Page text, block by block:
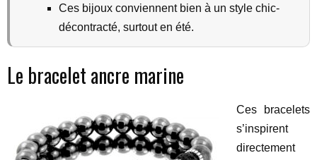
Ces bijoux conviennent bien à un style chic-
décontracté, surtout en été.
Le bracelet ancre marine
Ces bracelets
s’inspirent
directement